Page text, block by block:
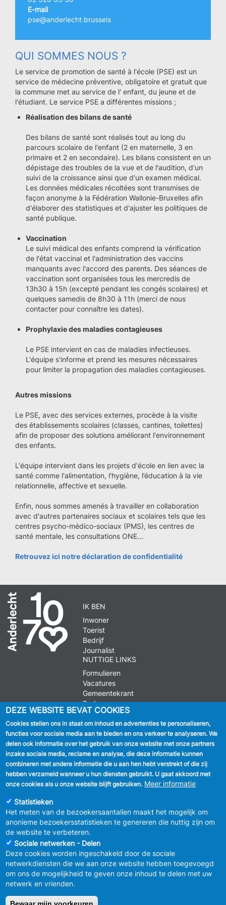
E-mail
pse@anderlecht.brussels
QUI SOMMES NOUS ?
Le service de promotion de santé à l'école (PSE) est un
service de médecine préventive, obligatoire et gratuit que
la commune met au service de l' enfant, du jeune et de
l'étudiant. Le service PSE a différentes missions ;
Réalisation des bilans de santé
Des bilans de santé sont réalisés tout au long du
parcours scolaire de l'enfant (2 en maternelle, 3 en
primaire et 2 en secondaire). Les bilans consistent en un
dépistage des troubles de la vue et de l'audition, d'un
suivi de la croissance ainsi que d'un examen médical.
Les données médicales récoltées sont transmises de
façon anonyme à la Fédération Wallonie-Bruxelles afin
d'élaborer des statistiques et d'ajuster les politiques de
santé publique.
Vaccination
Le suivi médical des enfants comprend la vérification
de l'état vaccinal et l'administration des vaccins
manquants avec l'accord des parents. Des séances de
vaccination sont organisées tous les mercredis de
13h30 à 15h (excepté pendant les congés scolaires) et
quelques samedis de 8h30 à 11h (merci de nous
contacter pour connaître les dates).
Prophylaxie des maladies contagieuses
Le PSE intervient en cas de maladies infectieuses.
L'équipe s'informe et prend les mesures nécessaires
pour limiter la propagation des maladies contagieuses.
Autres missions
Le PSE, avec des services externes, procède à la visite
des établissements scolaires (classes, cantines, toilettes)
afin de proposer des solutions améliorant l'environnement
des enfants.
L'équipe intervient dans les projets d'école en lien avec la
santé comme l'alimentation, l'hygiène, l’éducation à la vie
relationnelle, affective et sexuelle.
Enfin, nous sommes amenés à travailler en collaboration
avec d'autres partenaires sociaux et scolaires tels que les
centres psycho-médico-sociaux (PMS), les centres de
santé mentale, les consultations ONE...
Retrouvez ici notre déclaration de confidentialité
IK BEN
Inwoner
Toerist
Bedrijf
Journalist
NUTTIGE LINKS
Formulieren
Vacatures
Gemeentekrant
Parkeren
VOLG ONS
Facebook
Linkedin
Instagram
MENU
FOOTER
LEGAL
Vertrouwelijkheid
Verbeteringsplan
van de sociale netwerken
DEZE WEBSITE BEVAT COOKIES
Cookies stellen ons in staat om inhoud en advertenties te personaliseren,
functies voor sociale media aan te bieden en ons verkeer te analyseren. We
delen ook informatie over het gebruik van onze website met onze partners
inzake sociale media, reclame en analyse, die deze informatie kunnen
combineren met andere informatie die u aan hen hebt verstrekt of die zij
hebben verzameld wanneer u hun diensten gebruikt. U gaat akkoord met
onze cookies als u onze website blijft gebruiken. Meer informatie
Statistieken
Het meten van de bezoekersaantallen maakt het mogelijk om
anonieme bezoekersstatistieken te genereren die nuttig zijn om
de website te verbeteren.
Sociale netwerken - Delen
Deze cookies worden ingeschakeld door de sociale
netwerkdiensten die we aan onze website hebben toegevoegd
om ons de mogelijkheid te geven onze inhoud te delen met uw
netwerk en vrienden.